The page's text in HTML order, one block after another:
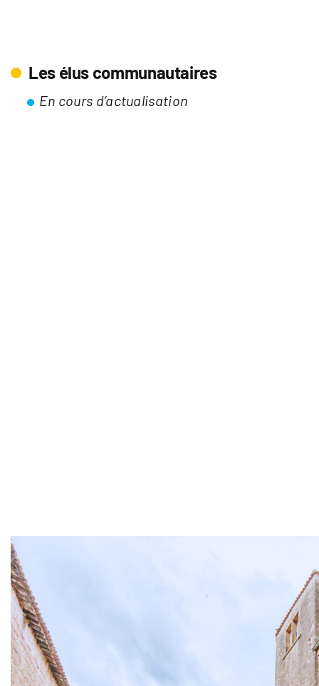
Les élus communautaires
En cours d’actualisation